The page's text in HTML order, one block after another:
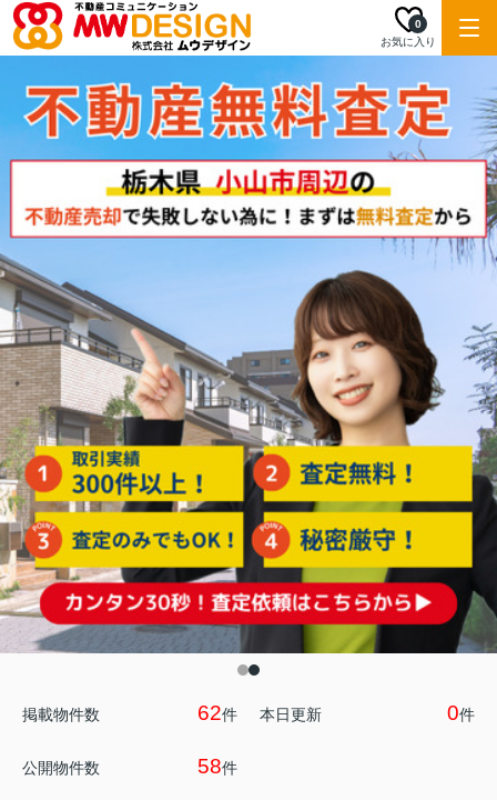
お気に入り
0
掲載物件数 62件 本日更新 0件
公開物件数 58件